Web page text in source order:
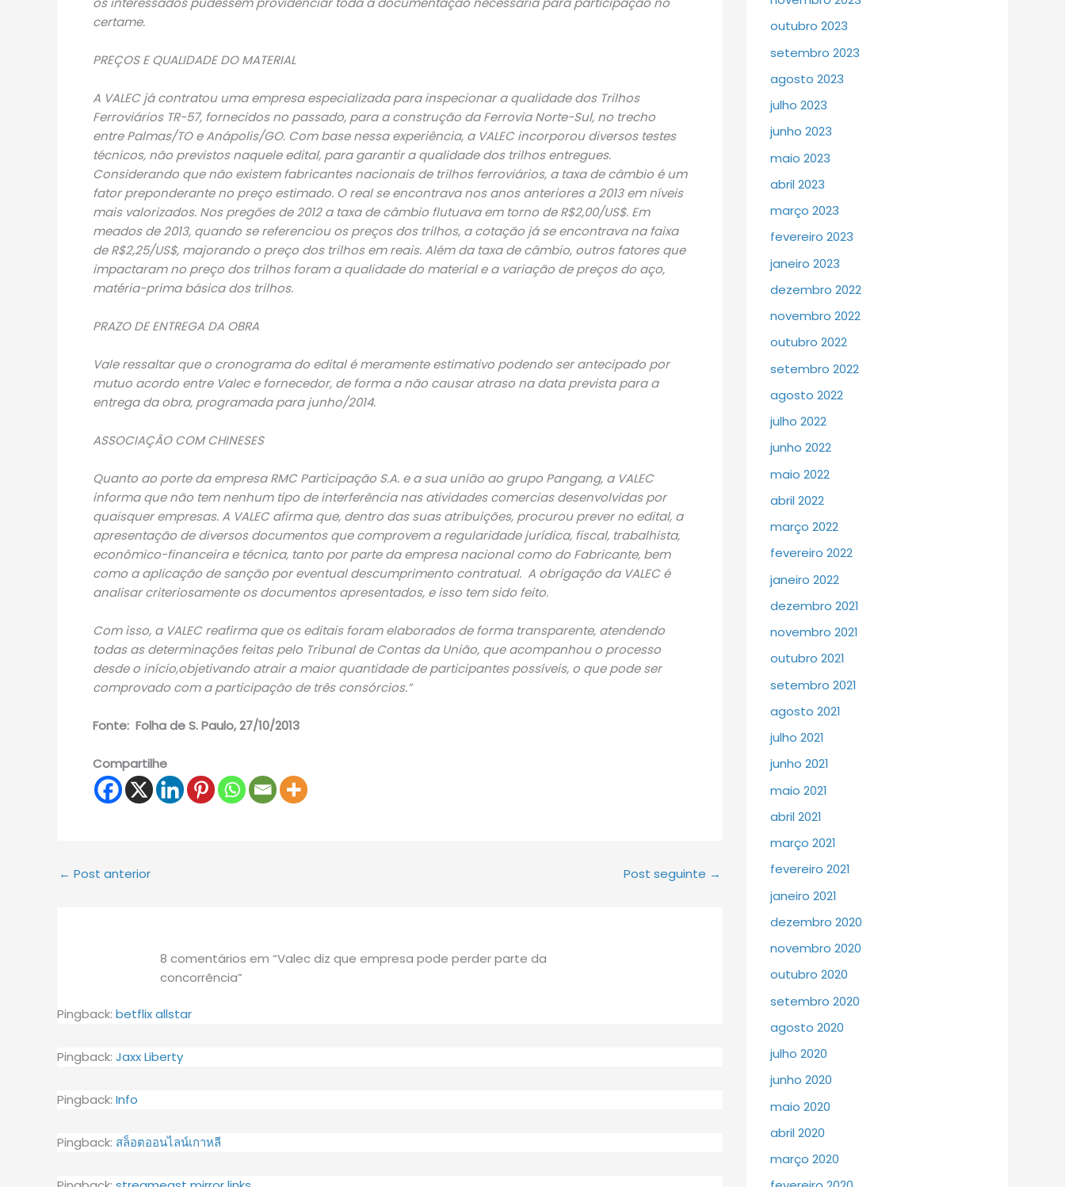
certame.
PREÇOS E QUALIDADE DO MATERIAL
A VALEC já contratou uma empresa especializada para inspecionar a qualidade dos Trilhos
Ferroviários TR-57, fornecidos no passado, para a construção da Ferrovia Norte-Sul, no trecho
entre Palmas/TO e Anápolis/GO. Com base nessa experiência, a VALEC incorporou diversos testes
técnicos, não previstos naquele edital, para garantir a qualidade dos trilhos entregues.
Considerando que não existem fabricantes nacionais de trilhos ferroviários, a taxa de câmbio é um
fator preponderante no preço estimado. O real se encontrava nos anos anteriores a 2013 em níveis
mais valorizados. Nos pregões de 2012 a taxa de câmbio flutuava em torno de R$2,00/US$. Em
meados de 2013, quando se referenciou os preços dos trilhos, a cotação já se encontrava na faixa
de R$2,25/US$, majorando o preço dos trilhos em reais. Além da taxa de câmbio, outros fatores que
impactaram no preço dos trilhos foram a qualidade do material e a variação de preços do aço,
matéria-prima básica dos trilhos.
PRAZO DE ENTREGA DA OBRA
Vale ressaltar que o cronograma do edital é meramente estimativo podendo ser antecipado por
mutuo acordo entre Valec e fornecedor, de forma a não causar atraso na data prevista para a
entrega da obra, programada para junho/2014.
ASSOCIAÇÃO COM CHINESES
Quanto ao porte da empresa RMC Participação S.A. e a sua união ao grupo Pangang, a VALEC
informa que não tem nenhum tipo de interferência nas atividades comercias desenvolvidas por
quaisquer empresas. A VALEC afirma que, dentro das suas atribuições, procurou prever no edital, a
apresentação de diversos documentos que comprovem a regularidade jurídica, fiscal, trabalhista,
econômico-financeira e técnica, tanto por parte da empresa nacional como do Fabricante, bem
como a aplicação de sanção por eventual descumprimento contratual. A obrigação da VALEC é
analisar criteriosamente os documentos apresentados, e isso tem sido feito.
Com isso, a VALEC reafirma que os editais foram elaborados de forma transparente, atendendo
todas as determinações feitas pelo Tribunal de Contas da União, que acompanhou o processo
desde o início,objetivando atrair a maior quantidade de participantes possíveis, o que pode ser
comprovado com a participação de três consórcios.”
Fonte: Folha de S. Paulo, 27/10/2013
Compartilhe
← Post anterior Post seguinte →
8 comentários em “Valec diz que empresa pode perder parte da
concorrência”
Pingback: betflix allstar
Pingback: Jaxx Liberty
Pingback: Info
Pingback: สล็อตออนไลน์เกาหลี
outubro 2023
setembro 2023
agosto 2023
julho 2023
junho 2023
maio 2023
abril 2023
março 2023
fevereiro 2023
janeiro 2023
dezembro 2022
novembro 2022
outubro 2022
setembro 2022
agosto 2022
julho 2022
junho 2022
maio 2022
abril 2022
março 2022
fevereiro 2022
janeiro 2022
dezembro 2021
novembro 2021
outubro 2021
setembro 2021
agosto 2021
julho 2021
junho 2021
maio 2021
abril 2021
março 2021
fevereiro 2021
janeiro 2021
dezembro 2020
novembro 2020
outubro 2020
setembro 2020
agosto 2020
julho 2020
junho 2020
maio 2020
abril 2020
março 2020